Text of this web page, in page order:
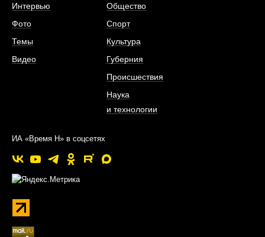
Интервью
Фото
Темы
Видео
Общество
Спорт
Культура
Губерния
Происшествия
Наука
и технологии
ИА «Время Н» в соцсетях